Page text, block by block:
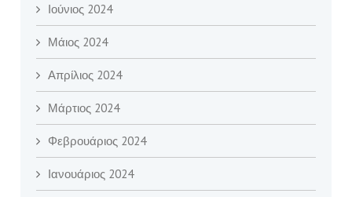
Ιούνιος 2024
Μάιος 2024
Απρίλιος 2024
Μάρτιος 2024
Φεβρουάριος 2024
Ιανουάριος 2024